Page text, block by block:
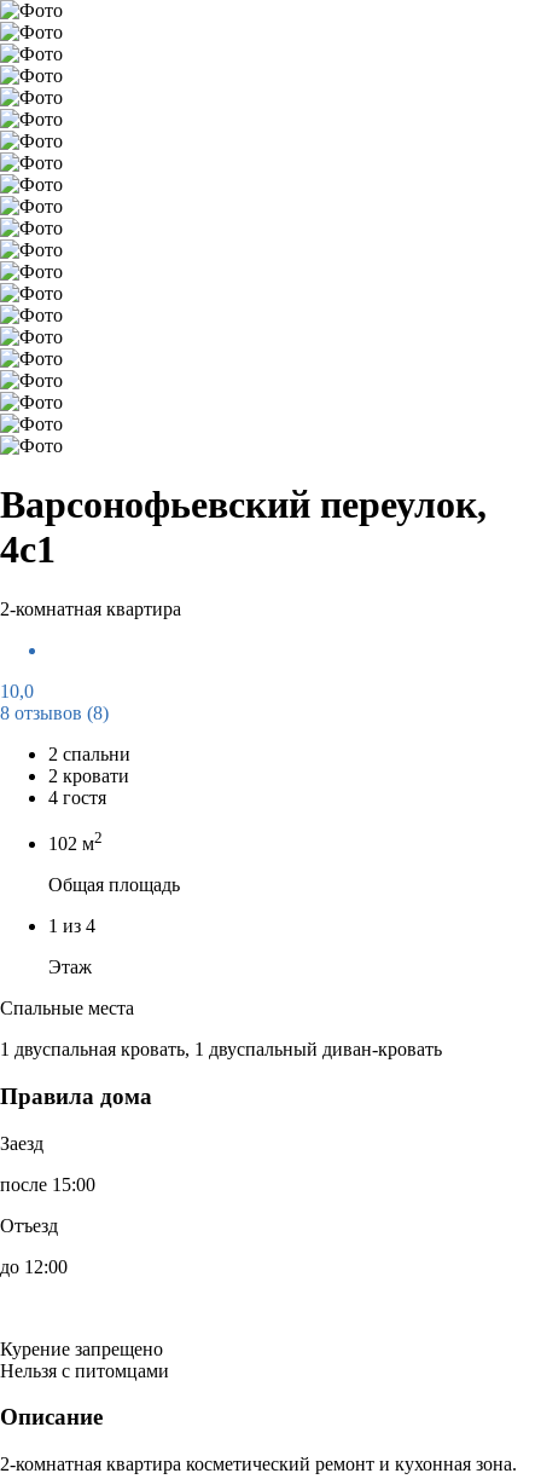
Варсонофьевский переулок,
4с1
2-комнатная квартира
10,0
8 отзывов (8)
2 спальни
2 кровати
4 гостя
102 м2
Общая площадь
1 из 4
Этаж
Спальные места
1 двуспальная кровать, 1 двуспальный диван-кровать
Правила дома
Заезд
после 15:00
Отъезд
до 12:00
Курение запрещено
Нельзя с питомцами
Описание
2-комнатная квартира косметический ремонт и кухонная зона.